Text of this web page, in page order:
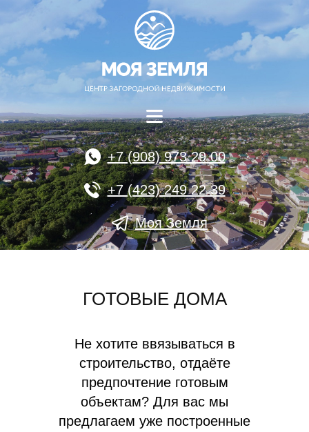
+7 (908) 973 29 00
+7 (423) 249 22 39
Моя Земля
ГОТОВЫЕ ДОМА
Не хотите ввязываться в
строительство, отдаёте
предпочтение готовым
объектам? Для вас мы
предлагаем уже построенные